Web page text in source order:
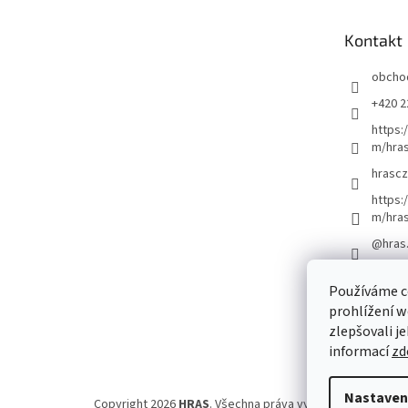
Používáme
prohlížení
zlepšovali
informací
Kontakt
+420
m/
hrascz
m/
Copyright 2026 HRAS. Všechna práva vyhrazena.Upravit